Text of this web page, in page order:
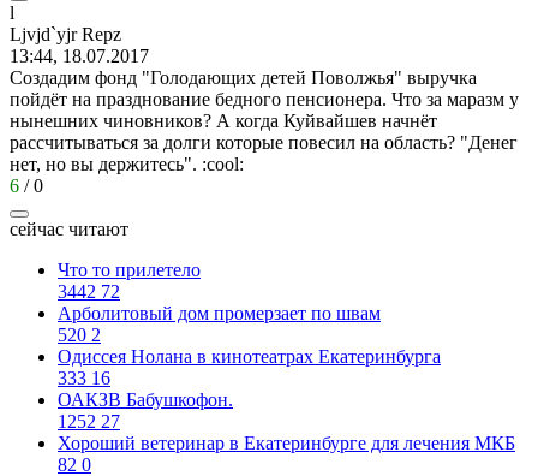
l
Ljvjd`yjr Repz
13:44, 18.07.2017
Создадим фонд "Голодающих детей Поволжья" выручка
пойдёт на празднование бедного пенсионера. Что за маразм у
нынешних чиновников? А когда Куйвайшев начнёт
рассчитываться за долги которые повесил на область? "Денег
нет, но вы держитесь". :cool:
6 /0
сейчас читают
Что то прилетело
3442 72
Арболитовый дом промерзает по швам
520 2
Одиссея Нолана в кинотеатрах Екатеринбурга
333 16
ОАКЗВ Бабушкофон.
1252 27
Хороший ветеринар в Екатеринбурге для лечения МКБ
82 0